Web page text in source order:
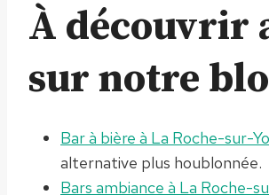
À découvrir
sur notre
Bar à bière à La Roche-sur-
alternative plus houblonnée.
Bars ambiance à La Roche-